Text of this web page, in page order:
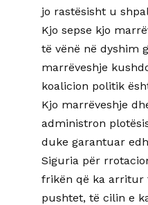
jo rastësisht u
Kjo sepse kjo
të vënë në dyshim
marrëveshje
koalicion politik
Kjo marrëveshje
administron
duke garantuar
Siguria për
frikën që ka arritur
pushtet, të cilin e